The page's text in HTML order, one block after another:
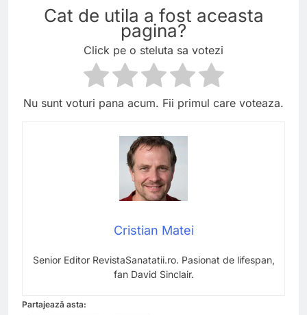
Cat de utila a fost aceasta
pagina?
Click pe o steluta sa votezi
Nu sunt voturi pana acum. Fii primul care voteaza.
Cristian Matei
Senior Editor RevistaSanatatii.ro. Pasionat de lifespan,
fan David Sinclair.
Partajează asta: